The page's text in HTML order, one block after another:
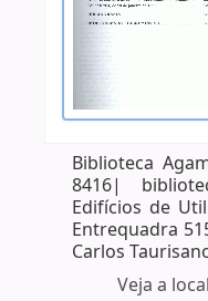
Biblioteca
8416|
Edifícios de
Entrequadra
Carlos
Veja a